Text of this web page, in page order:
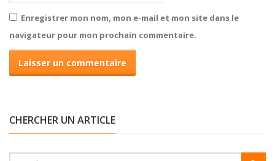
Enregistrer mon nom, mon e-mail et mon site dans le
navigateur pour mon prochain commentaire.
CHERCHER UN ARTICLE